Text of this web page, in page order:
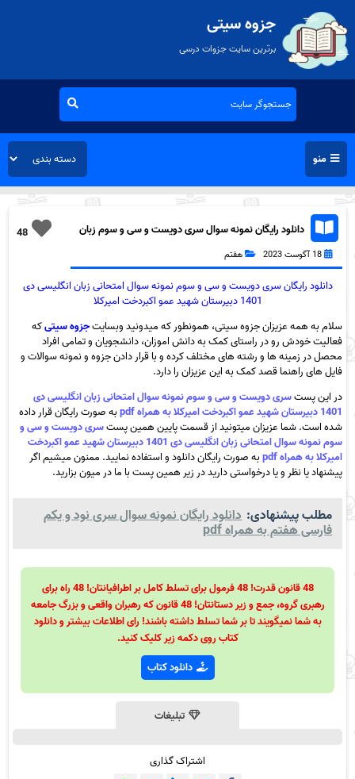
جزوه سیتی
برترین سایت جزوات درسی
منو
48
دانلود رایگان نمونه سوال سری دویست و سی و سوم زبان
انگلیسی هفتم به همراه pdf 18 آگوست 2023 هفتم
دانلود رایگان سری دویست و سی و سوم نمونه سوال امتحانی زبان انگلیسی دی
1401 دبیرستان شهید عمو اکبردخت امیرکلا
سلام به همه عزیزان جزوه سیتی، همونطور که میدونید وبسایتجزوه سیتیکه
فعالیت خودش رو در راستای کمک به دانش اموزان، دانشجویان و تمامی افراد
محصل در زمینه ها و رشته های مختلف کرده و با قرار دادن جزوه و نمونه سوالات و
فایل های راهنما قصد کمک به این عزیزان را دارد.
در این پستسری دویست و سی و سوم نمونه سوال امتحانی زبان انگلیسی دی
1401 دبیرستان شهید عمو اکبردخت امیرکلا به همراه pdf
به صورت رایگان قرار داده
شده است. شما عزیزان میتونید از قسمت پایین همین پستسری دویست و سی و
سوم نمونه سوال امتحانی زبان انگلیسی دی 1401 دبیرستان شهید عمو اکبردخت
امیرکلا به همراه pdf
به صورت رایگان دانلود و استفاده نمایید. ممنون میشیم اگر
پیشنهاد یا نظر و یا درخواستی دارید در زیر همین پست با ما در میون بزارید.
مطلب پیشنهادی: دانلود رایگان نمونه سوال سری نود و یکم
فارسی هفتم به همراه pdf
48 قانون قدرت! 48 فرمول برای تسلط کامل بر اطرافیانتان! 48 راه برای
رهبری گروه، جمع و زیر دستانتان! 48 قانون که رهبران واقعی و بزرگ جامعه
به شما نمیگویند تا بر شما تسلط داشته باشند! رای اطلاعات بیشتر و دانلود
کتاب روی دکمه زیر کلیک کنید.
دانلود کتاب
تبلیغات
اشتراک گذاری